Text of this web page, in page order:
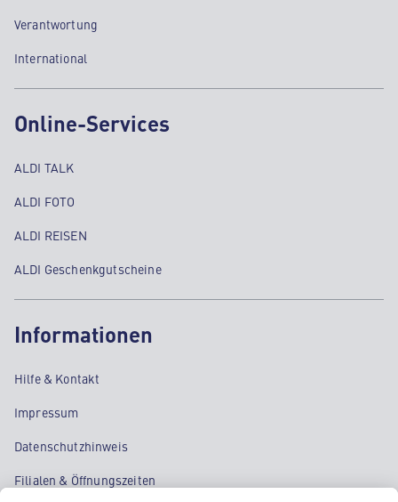
Verantwortung
International
Online-Services
ALDI TALK
ALDI FOTO
ALDI REISEN
ALDI Geschenkgutscheine
Informationen
Hilfe & Kontakt
Impressum
Datenschutzhinweis
Filialen & Öffnungszeiten